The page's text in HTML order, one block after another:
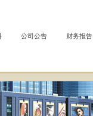
公司公告 财务报告